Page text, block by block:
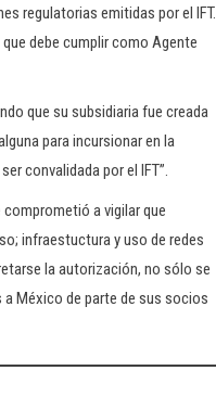
regulatorias emitidas por el IFT.
debe cumplir como Agente
que su subsidiaria fue creada
para incursionar en la
convalidada por el IFT”.
comprometió a vigilar que
infraestuctura y uso de redes
la autorización, no sólo se
México de parte de sus socios